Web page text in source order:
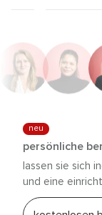
neu
persönliche
lassen sie sich
und eine